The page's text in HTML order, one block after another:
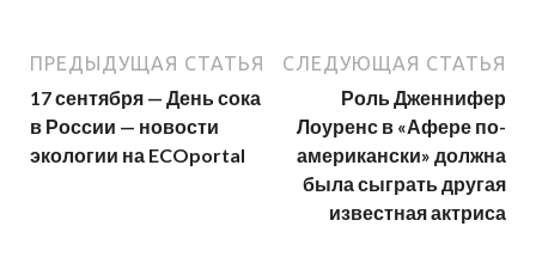
ПРЕДЫДУЩАЯ СТАТЬЯ
17 сентября — День сока
в России — новости
экологии на ECOportal
СЛЕДУЮЩАЯ СТАТЬЯ
Роль Дженнифер
Лоуренс в «Афере по-
американски» должна
была сыграть другая
известная актриса